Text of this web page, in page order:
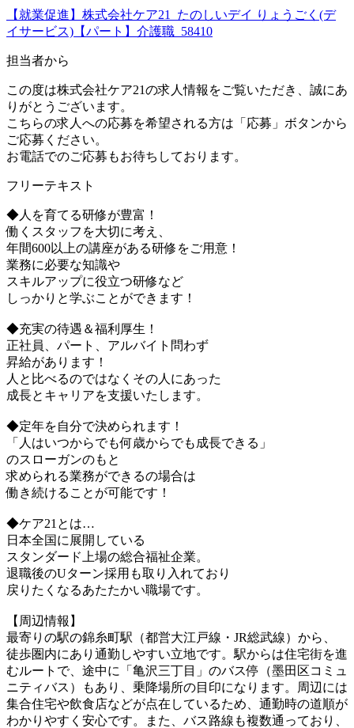
【就業促進】株式会社ケア21_たのしいデイ りょうごく(デ
イサービス)【パート】介護職_58410
担当者から
この度は株式会社ケア21の求人情報をご覧いただき、誠にあ
りがとうございます。
こちらの求人への応募を希望される方は「応募」ボタンから
ご応募ください。
お電話でのご応募もお待ちしております。
フリーテキスト
◆人を育てる研修が豊富！
働くスタッフを大切に考え、
年間600以上の講座がある研修をご用意！
業務に必要な知識や
スキルアップに役立つ研修など
しっかりと学ぶことができます！
◆充実の待遇＆福利厚生！
正社員、パート、アルバイト問わず
昇給があります！
人と比べるのではなくその人にあった
成長とキャリアを支援いたします。
◆定年を自分で決められます！
「人はいつからでも何歳からでも成長できる」
のスローガンのもと
求められる業務ができるの場合は
働き続けることが可能です！
◆ケア21とは…
日本全国に展開している
スタンダード上場の総合福祉企業。
退職後のUターン採用も取り入れており
戻りたくなるあたたかい職場です。
【周辺情報】
最寄りの駅の錦糸町駅（都営大江戸線・JR総武線）から、
徒歩圏内にあり通勤しやすい立地です。駅からは住宅街を進
むルートで、途中に「亀沢三丁目」のバス停（墨田区コミュ
ニティバス）もあり、乗降場所の目印になります。周辺には
集合住宅や飲食店などが点在しているため、通勤時の道順が
わかりやすく安心です。また、バス路線も複数通っており、